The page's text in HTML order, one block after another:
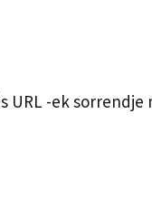
URL -ek sorrendje